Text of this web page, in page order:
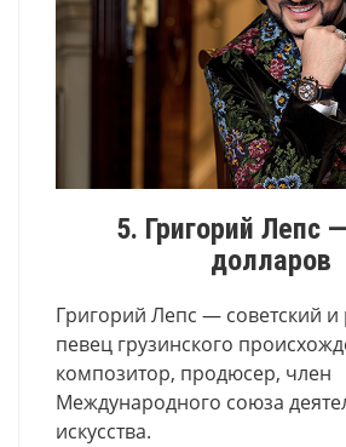
5. Григорий Лепс
долларов
Григорий Лепс — советский и
певец грузинского
композитор, продюсер, член
Международного союза
искусства.